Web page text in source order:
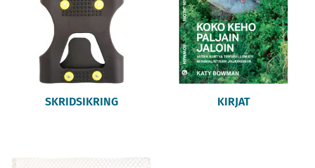
SKRIDSIKRING KIRJAT